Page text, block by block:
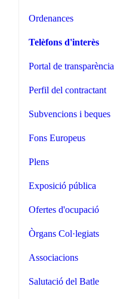
Ordenances
Telèfons d'interès
Portal de transparència
Perfil del contractant
Subvencions i beques
Fons Europeus
Plens
Exposició pública
Ofertes d'ocupació
Òrgans Col·legiats
Associacions
Salutació del Batle